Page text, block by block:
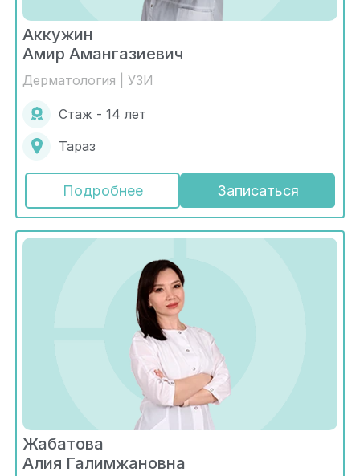
Аккужин
Амир Амангазиевич
Дерматология | УЗИ
Стаж - 14 лет
Тараз
Подробнее Записаться
Жабатова
Алия Галимжановна